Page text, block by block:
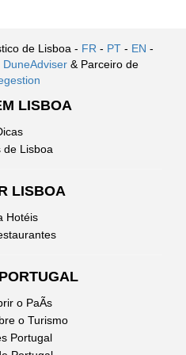
de Lisboa - FR - PT - EN -
DuneAdviser & Parceiro de
LISBOA
de Lisboa
LISBOA
Hotéis
o PaÃ­s
o Turismo
Portugal